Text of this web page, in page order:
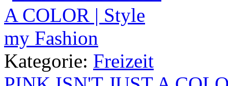
Kategorie: Freizeit